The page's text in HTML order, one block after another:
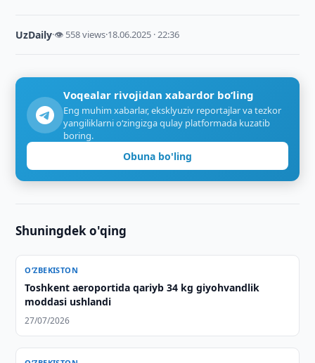
UzDaily·👁 558 views·18.06.2025 · 22:36
Voqealar rivojidan xabardor bo‘ling
Eng muhim xabarlar, eksklyuziv reportajlar va tezkor
yangiliklarni o‘zingizga qulay platformada kuzatib
boring.
Obuna bo'ling
Shuningdek o'qing
O‘ZBEKISTON
Toshkent aeroportida qariyb 34 kg giyohvandlik
moddasi ushlandi
27/07/2026